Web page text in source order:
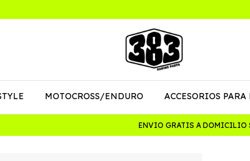
MOTOCROSS/ENDURO ACCESORIOS PARA
ENVIO GRATIS A DOMICILIO